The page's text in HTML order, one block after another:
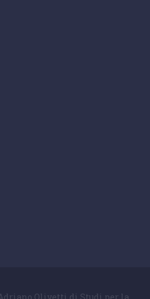
Olivetti di Studi per la